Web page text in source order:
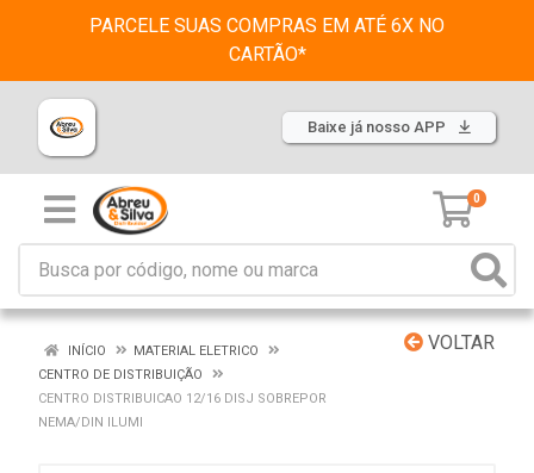
PARCELE SUAS COMPRAS EM ATÉ 6X NO
CARTÃO*
Baixe já nosso APP
0
VOLTAR
INÍCIO
MATERIAL ELETRICO
CENTRO DE DISTRIBUIÇÃO
CENTRO DISTRIBUICAO 12/16 DISJ SOBREPOR
NEMA/DIN ILUMI